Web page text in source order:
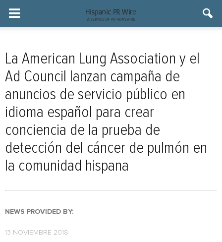
La American Lung Association y el
Ad Council lanzan campaña de
anuncios de servicio público en
idioma español para crear
conciencia de la prueba de
detección del cáncer de pulmón en
la comunidad hispana
NEWS PROVIDED BY:
13 NOVIEMBRE 2018